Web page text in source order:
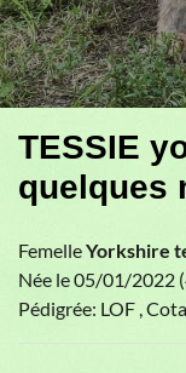
TESSIE
quelques
FemelleYorkshire
Née le 05/01/2022
Pédigrée: LOF ,